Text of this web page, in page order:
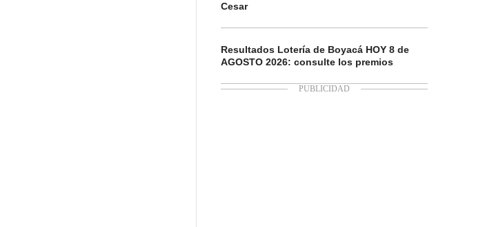
Cesar
Resultados Lotería de Boyacá HOY 8 de
AGOSTO 2026: consulte los premios